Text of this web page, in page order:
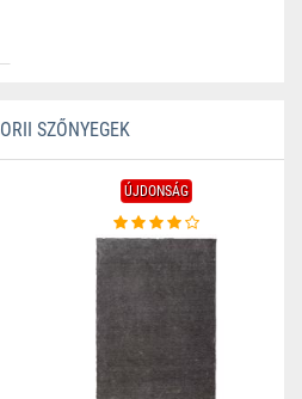
SZŐNYEGEK
ÚJDONSÁG